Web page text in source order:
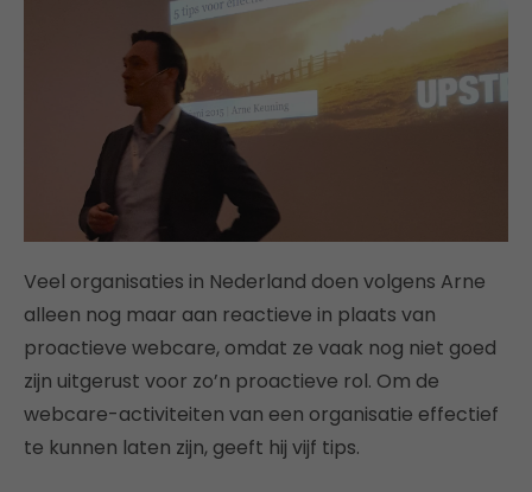
Veel organisaties in Nederland doen volgens Arne
alleen nog maar aan reactieve in plaats van
proactieve webcare, omdat ze vaak nog niet goed
zijn uitgerust voor zo’n proactieve rol. Om de
webcare-activiteiten van een organisatie effectief
te kunnen laten zijn, geeft hij vijf tips.